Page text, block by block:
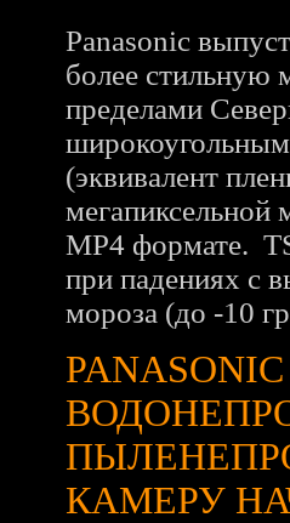
Panasonic
более стильную
пределами
(эквивалент
MP4 формате.
при падениях с
мороза (до -10
КАМЕРУ